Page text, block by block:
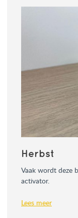
Herbst
Vaak wordt deze
activator.
Lees meer